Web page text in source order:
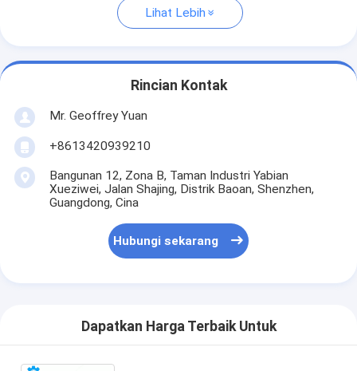
Lihat Lebih
Rincian Kontak
Mr. Geoffrey Yuan
+8613420939210
Bangunan 12, Zona B, Taman Industri Yabian
Xueziwei, Jalan Shajing, Distrik Baoan, Shenzhen,
Guangdong, Cina
Hubungi sekarang
Dapatkan Harga Terbaik Untuk